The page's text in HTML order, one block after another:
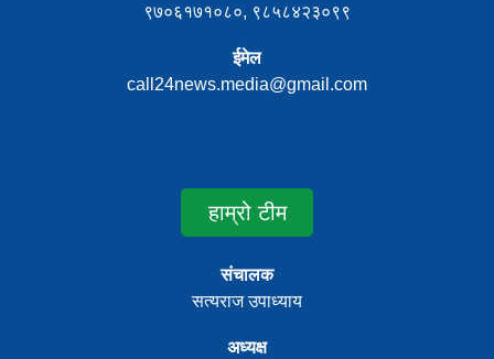
९७०६१७१०८०, ९८५८४२३०९९
ईमेल
call24news.media@gmail.com
हाम्रो टीम
संचालक
सत्यराज उपाध्याय
अध्यक्ष